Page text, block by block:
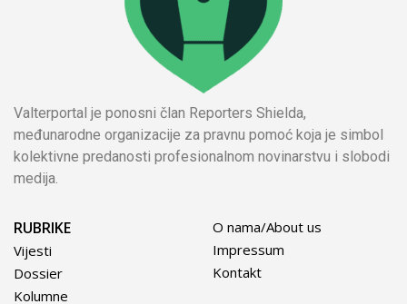
Valterportal je ponosni član Reporters Shielda,
međunarodne organizacije za pravnu pomoć koja je simbol
kolektivne predanosti profesionalnom novinarstvu i slobodi
medija.
RUBRIKE
Vijesti
Dossier
Kolumne
O nama/About us
Impressum
Kontakt